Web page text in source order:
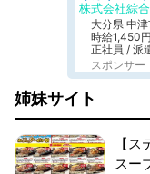
株式会社綜
大分県 中
時給1,450
正社員 / 派
スポンサー
姉妹サイト
【
スー